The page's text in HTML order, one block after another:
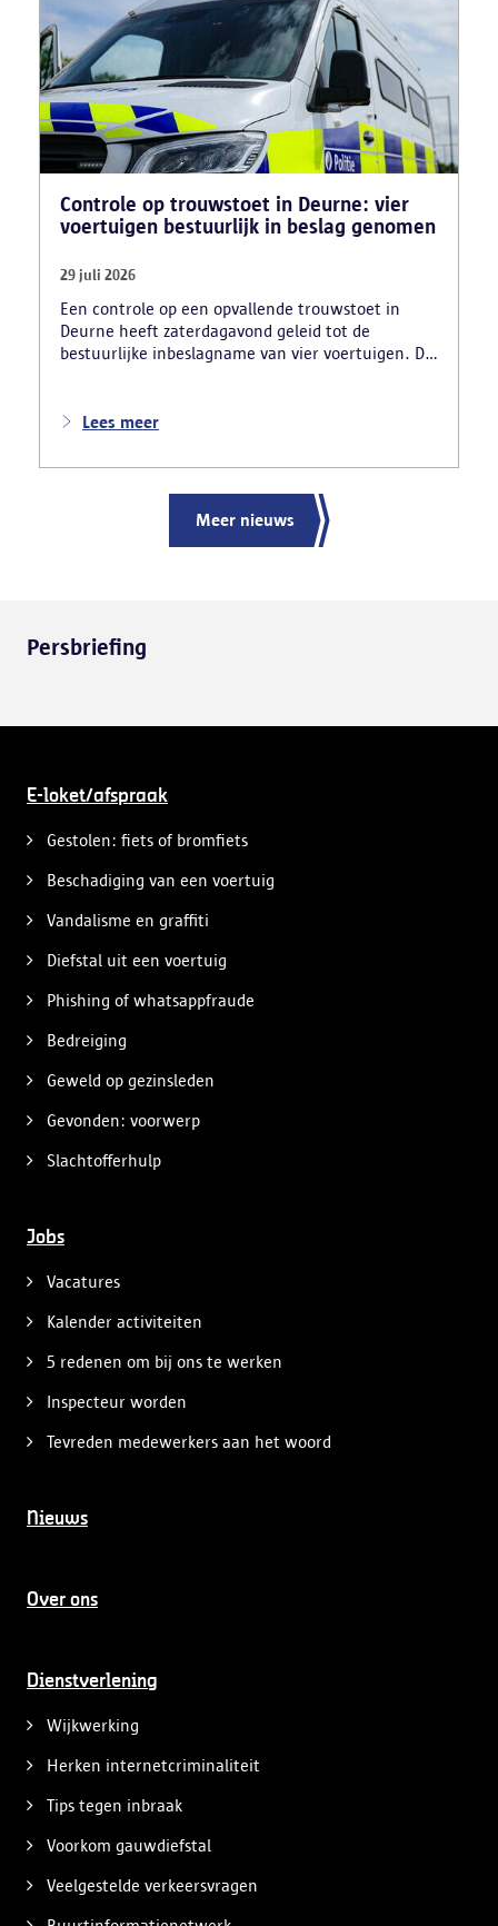
Controle op trouwstoet in Deurne: vier
voertuigen bestuurlijk in beslag genomen
29 juli 2026
Een controle op een opvallende trouwstoet in
Deurne heeft zaterdagavond geleid tot de
bestuurlijke inbeslagname van vier voertuigen. De
nadat meerdere weggebruikers melding hadden
ernstige verkeershinder die dat als gevolg had.
Lees meer
Meer nieuws
Persbriefing
E-loket/afspraak
Gestolen: fiets of bromfiets
Beschadiging van een voertuig
Vandalisme en graffiti
Diefstal uit een voertuig
Phishing of whatsappfraude
Bedreiging
Geweld op gezinsleden
Gevonden: voorwerp
Slachtofferhulp
Jobs
Vacatures
Kalender activiteiten
5 redenen om bij ons te werken
Inspecteur worden
Tevreden medewerkers aan het woord
Nieuws
Over ons
Dienstverlening
Wijkwerking
Herken internetcriminaliteit
Tips tegen inbraak
Voorkom gauwdiefstal
Veelgestelde verkeersvragen